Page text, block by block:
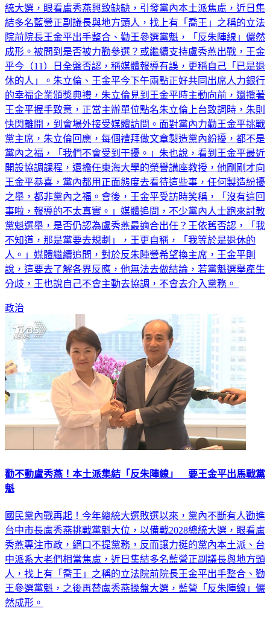
統大選，眼看盧秀燕興致缺缺，引發黨內本土派焦慮，近日集
結多名藍營正副議長與地方頭人，找上有「喬王」之稱的立法
院前院長王金平出手整合、勸王參選黨魁，「反朱陣線」儼然
成形。被問到是否被力勸參選？或繼續支持盧秀燕出戰，王金
平今（11）日全盤否認，稱媒體報導有誤，更稱自己「已是退
休的人」。朱立倫、王金平今下午兩點正好共同出席人力銀行
的幸福企業頒獎典禮，朱立倫見到王金平時主動向前，還攬著
王金平握手致意，正當主辦單位點名朱立倫上台致詞時，朱則
快閃離開，到會場外接受媒體訪問。面對黨內力勸王金平挑戰
黨主席，朱立倫回應，每個禮拜做文章製造黨內紛擾，都不是
黨內之福，「我們不會受到干擾。」朱也說，看到王金平最近
開設協調課程，還擔任東海大學的榮譽講座教授，他剛剛才向
王金平恭喜，黨內都用正面態度去看待這些事，任何製造紛擾
之舉，都非黨內之福。會後，王金平受訪時笑稱，「沒有這回
事啦，報導的不太真實。」媒體追問，不少黨內人士跑來討教
黨魁選舉，是否仍認為盧秀燕最適合出任？王依舊否認，「我
不知道，那是黨要去規劃」，王更自稱，「我等於是退休的
人。」媒體繼續追問，對於反朱陣營希望換主席，王金平則
說，這要去了解各界反應，他無法去做結論，若黨魁選舉產生
分歧，王也說自己不會主動去協調，不會去介入黨務。
政治
勸不動盧秀燕！本土派集結「反朱陣線」 要王金平出馬戰黨
魁
國民黨內戰再起！今年總統大選敗選以來，黨內不斷有人勸進
台中市長盧秀燕挑戰黨魁大位，以備戰2028總統大選，眼看盧
秀燕專注市政，絕口不提黨務，反而讓力挺的黨內本土派、台
中派系大老們相當焦慮，近日集結多名藍營正副議長與地方頭
人，找上有「喬王」之稱的立法院前院長王金平出手整合、勸
王參選黨魁，之後再替盧秀燕操盤大選，藍營「反朱陣線」儼
然成形。